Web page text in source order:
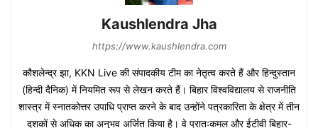
Kaushlendra Jha
https://www.kaushlendra.com
कौशलेन्द्र झा, KKN Live की संपादकीय टीम का नेतृत्व करते हैं और हिन्दुस्तान
(हिन्दी दैनिक) में नियमित रूप से लेखन करते हैं। बिहार विश्वविद्यालय से राजनीति
शास्त्र में स्नातकोत्तर उपाधि प्राप्त करने के बाद उन्होंने पत्रकारिता के क्षेत्र में तीन
दशकों से अधिक का अनुभव अर्जित किया है। वे प्रातःकमल और ईटीवी बिहार-